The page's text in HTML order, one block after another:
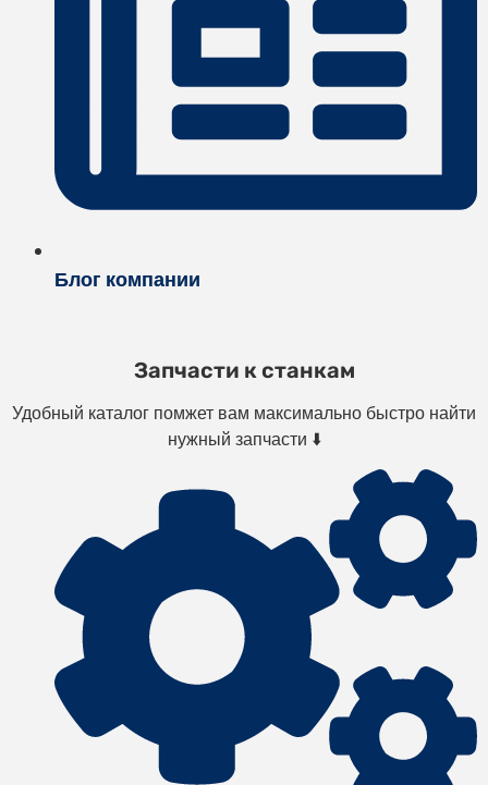
Блог компании
Запчасти к станкам
Удобный каталог помжет вам максимально быстро найти
нужный запчасти ⬇️